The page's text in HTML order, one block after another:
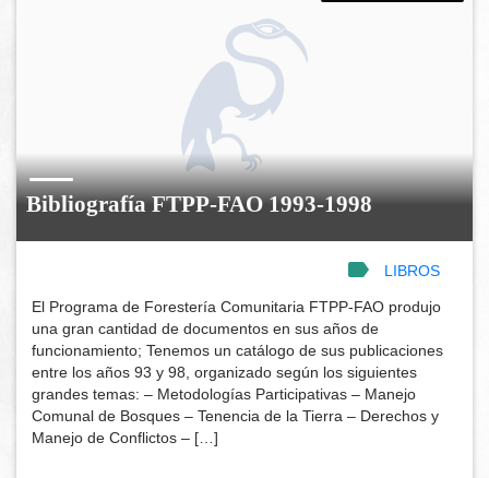
Bibliografía FTPP-FAO 1993-1998
LIBROS
El Programa de Forestería Comunitaria FTPP-FAO produjo
una gran cantidad de documentos en sus años de
funcionamiento; Tenemos un catálogo de sus publicaciones
entre los años 93 y 98, organizado según los siguientes
grandes temas: – Metodologías Participativas – Manejo
Comunal de Bosques – Tenencia de la Tierra – Derechos y
Manejo de Conflictos – […]